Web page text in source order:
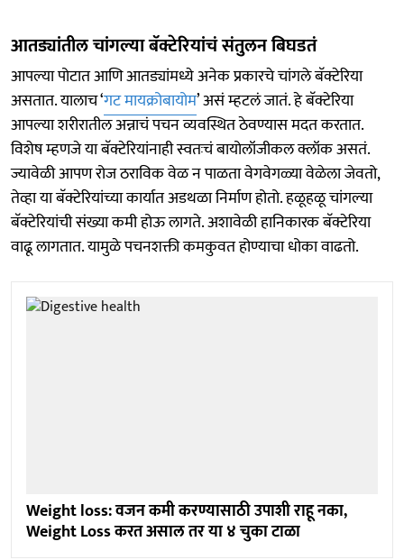
आतड्यांतील चांगल्या बॅक्टेरियांचं संतुलन बिघडतं
आपल्या पोटात आणि आतड्यांमध्ये अनेक प्रकारचे चांगले बॅक्टेरिया
असतात. यालाच ‘गट मायक्रोबायोम’ असं म्हटलं जातं. हे बॅक्टेरिया
आपल्या शरीरातील अन्नाचं पचन व्यवस्थित ठेवण्यास मदत करतात.
विशेष म्हणजे या बॅक्टेरियांनाही स्वतःचं बायोलॉजीकल क्लॉक असतं.
ज्यावेळी आपण रोज ठराविक वेळ न पाळता वेगवेगळ्या वेळेला जेवतो,
तेव्हा या बॅक्टेरियांच्या कार्यात अडथळा निर्माण होतो. हळूहळू चांगल्या
बॅक्टेरियांची संख्या कमी होऊ लागते. अशावेळी हानिकारक बॅक्टेरिया
वाढू लागतात. यामुळे पचनशक्ती कमकुवत होण्याचा धोका वाढतो.
Weight loss: वजन कमी करण्यासाठी उपाशी राहू नका,
Weight Loss करत असाल तर या ४ चुका टाळा